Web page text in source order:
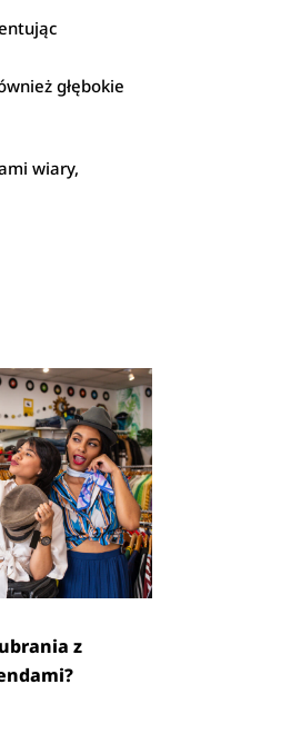
głębokie
wiary,
z